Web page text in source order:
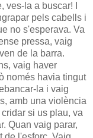
ves-la a buscar! I
pels cabells i
no s'esperava. Va
pressa, vaig
de la barra.
vaig haver
només havia tingut
la i vaig
amb una violència
si us plau, va
Quan vaig parar,